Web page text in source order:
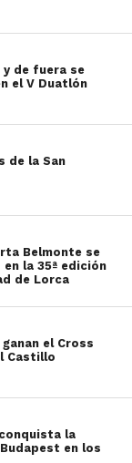
y de fuera se
el V Duatlón
de la San
Belmonte se
la 35ª edición
de Lorca
el Cross
Castillo
la
en los